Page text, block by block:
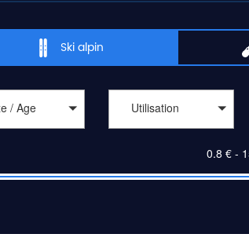
Ski alpin
/ Age Utilisation